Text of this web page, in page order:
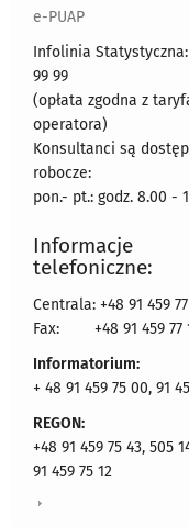
e-PUAP
Infolinia Statystyczna:
99 99
(opłata zgodna z
operatora)
Konsultanci są
robocze:
pon.- pt.: godz. 8.00 -
Informacje
telefoniczne:
Centrala: +48 91 459
Fax:
+48 91 459 77
Informatorium:
+ 48 91 459 75 00, 91
REGON:
+48 91 459 75 43, 505
91 459 75 12